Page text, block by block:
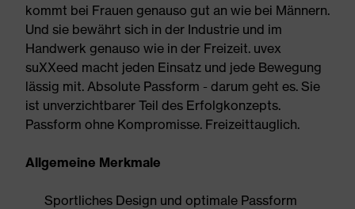
kommt bei Frauen genauso gut an wie bei Männern.
Und sie bewährt sich in der Industrie und im
Handwerk genauso wie in der Freizeit. uvex
suXXeed macht jeden Einsatz und jede Bewegung
lässig mit. Absolute Passform - darum geht es. Sie
ist unverzichtbarer Teil des Erfolgkonzepts.
Passform ohne Kompromisse. Freizeittauglich.
Allgemeine Merkmale
Sportliches Design und optimale Passform